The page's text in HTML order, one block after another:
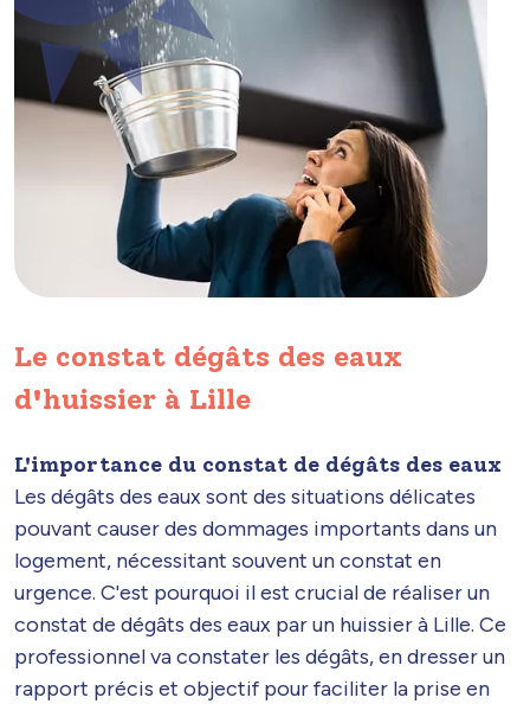
Le constat dégâts des eaux
d'huissier à Lille
L'importance du constat de dégâts des eaux
Les dégâts des eaux sont des situations délicates
pouvant causer des dommages importants dans un
logement, nécessitant souvent un constat en
urgence. C'est pourquoi il est crucial de réaliser un
constat de dégâts des eaux par un huissier à Lille. Ce
professionnel va constater les dégâts, en dresser un
rapport précis et objectif pour faciliter la prise en